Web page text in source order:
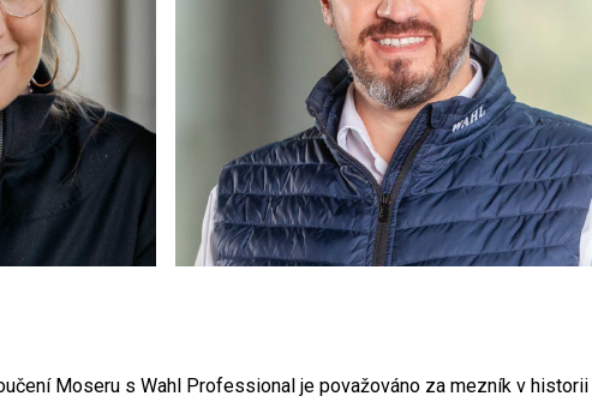
Moseru s Wahl Professional je považováno za mezník v historii